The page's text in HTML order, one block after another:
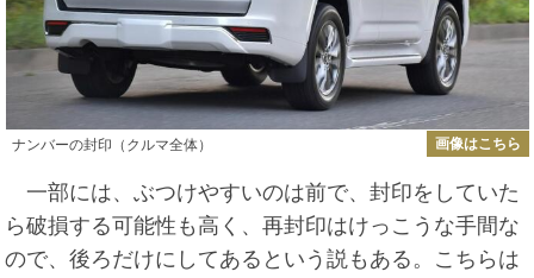
ナンバーの封印（クルマ全体） 画像はこちら
一部には、ぶつけやすいのは前で、封印をしていた
ら破損する可能性も高く、再封印はけっこうな手間な
ので、後ろだけにしてあるという説もある。こちらは